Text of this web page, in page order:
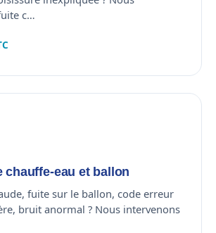
c…
chauffe-eau et ballon
fuite sur le ballon, code erreur
bruit anormal ? Nous intervenons